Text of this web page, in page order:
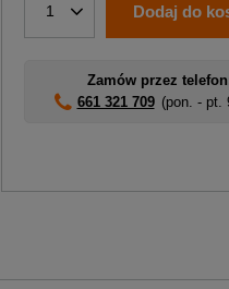
1 Dodaj do
Zamów przez
661 321 709 (pon. - pt.